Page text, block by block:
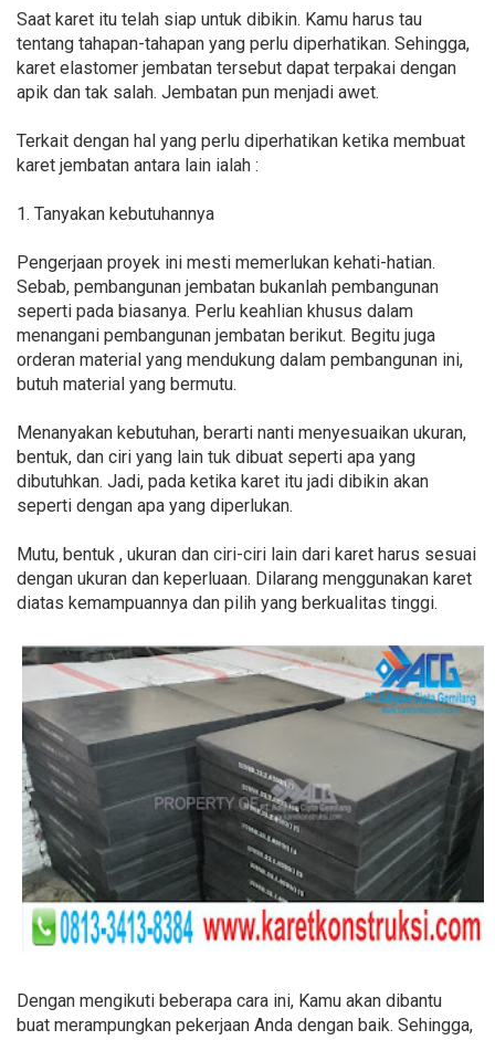
Saat karet itu telah siap untuk dibikin. Kamu harus tau
tentang tahapan-tahapan yang perlu diperhatikan. Sehingga,
karet elastomer jembatan tersebut dapat terpakai dengan
apik dan tak salah. Jembatan pun menjadi awet.
Terkait dengan hal yang perlu diperhatikan ketika membuat
karet jembatan antara lain ialah :
1. Tanyakan kebutuhannya
Pengerjaan proyek ini mesti memerlukan kehati-hatian.
Sebab, pembangunan jembatan bukanlah pembangunan
seperti pada biasanya. Perlu keahlian khusus dalam
menangani pembangunan jembatan berikut. Begitu juga
orderan material yang mendukung dalam pembangunan ini,
butuh material yang bermutu.
Menanyakan kebutuhan, berarti nanti menyesuaikan ukuran,
bentuk, dan ciri yang lain tuk dibuat seperti apa yang
dibutuhkan. Jadi, pada ketika karet itu jadi dibikin akan
seperti dengan apa yang diperlukan.
Mutu, bentuk , ukuran dan ciri-ciri lain dari karet harus sesuai
dengan ukuran dan keperluaan. Dilarang menggunakan karet
diatas kemampuannya dan pilih yang berkualitas tinggi.
Dengan mengikuti beberapa cara ini, Kamu akan dibantu
buat merampungkan pekerjaan Anda dengan baik. Sehingga,